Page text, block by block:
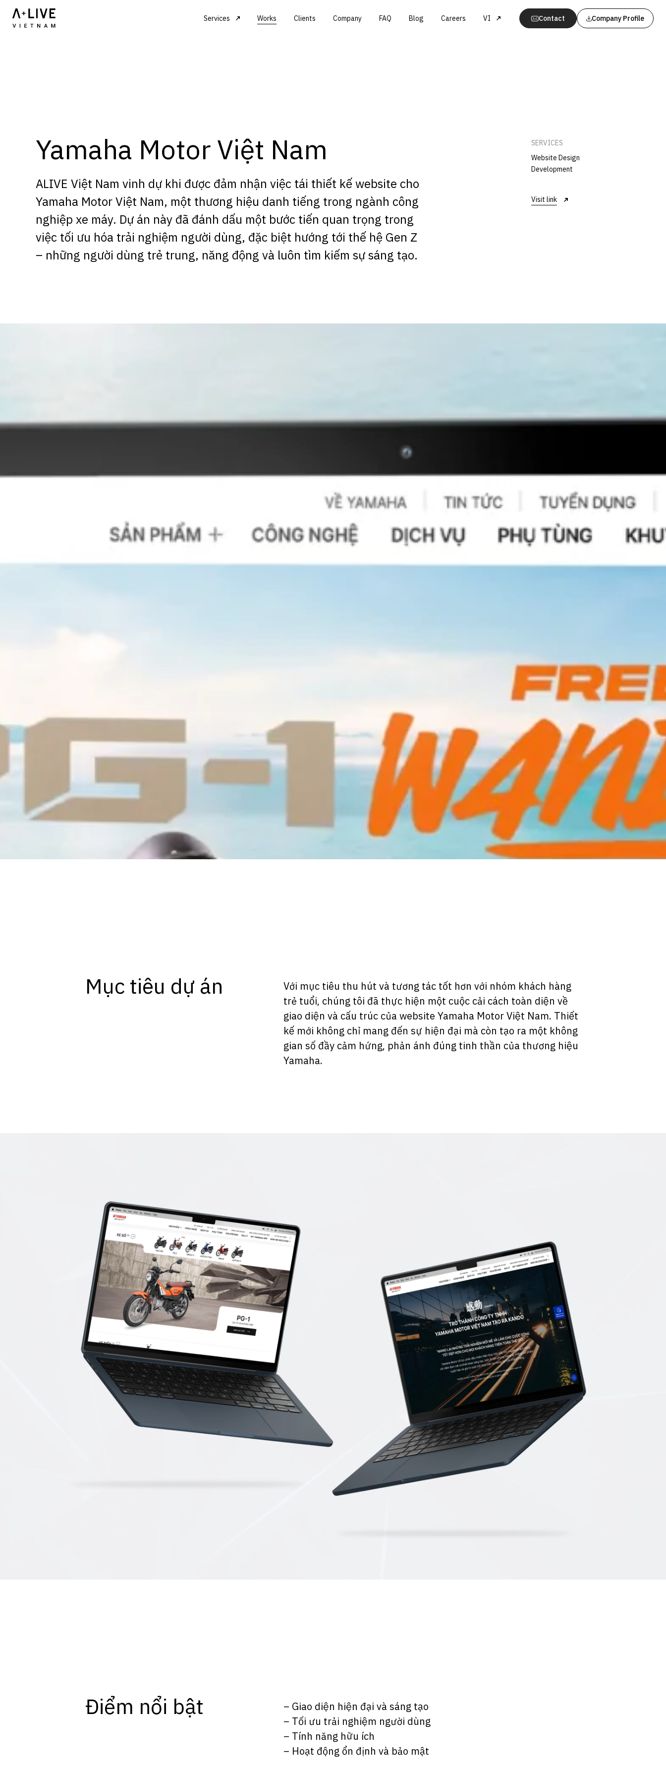
Services Works Clients Company FAQ Blog Careers VI Contact Company Profile
Yamaha Motor Việt Nam
ALIVE Việt Nam vinh dự khi được đảm nhận việc tái thiết kế website cho
Yamaha Motor Việt Nam, một thương hiệu danh tiếng trong ngành công
nghiệp xe máy. Dự án này đã đánh dấu một bước tiến quan trọng trong
việc tối ưu hóa trải nghiệm người dùng, đặc biệt hướng tới thế hệ Gen Z
– những người dùng trẻ trung, năng động và luôn tìm kiếm sự sáng tạo.
SERVICES
Website Design
Development
Visit link
Mục tiêu dự án
Với mục tiêu thu hút và tương tác tốt hơn với nhóm khách hàng
trẻ tuổi, chúng tôi đã thực hiện một cuộc cải cách toàn diện về
giao diện và cấu trúc của website Yamaha Motor Việt Nam. Thiết
kế mới không chỉ mang đến sự hiện đại mà còn tạo ra một không
gian số đầy cảm hứng, phản ánh đúng tinh thần của thương hiệu
Yamaha.
Điểm nổi bật
– Giao diện hiện đại và sáng tạo
– Tối ưu trải nghiệm người dùng
– Tính năng hữu ích
– Hoạt động ổn định và bảo mật